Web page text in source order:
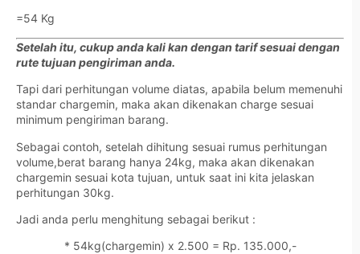
=54 Kg
Setelah itu, cukup anda kali kan dengan tarif sesuai dengan
rute tujuan pengiriman anda.
Tapi dari perhitungan volume diatas, apabila belum memenuhi
standar chargemin, maka akan dikenakan charge sesuai
minimum pengiriman barang.
Sebagai contoh, setelah dihitung sesuai rumus perhitungan
volume,berat barang hanya 24kg, maka akan dikenakan
chargemin sesuai kota tujuan, untuk saat ini kita jelaskan
perhitungan 30kg.
Jadi anda perlu menghitung sebagai berikut :
* 54kg(chargemin) x 2.500 = Rp. 135.000,-